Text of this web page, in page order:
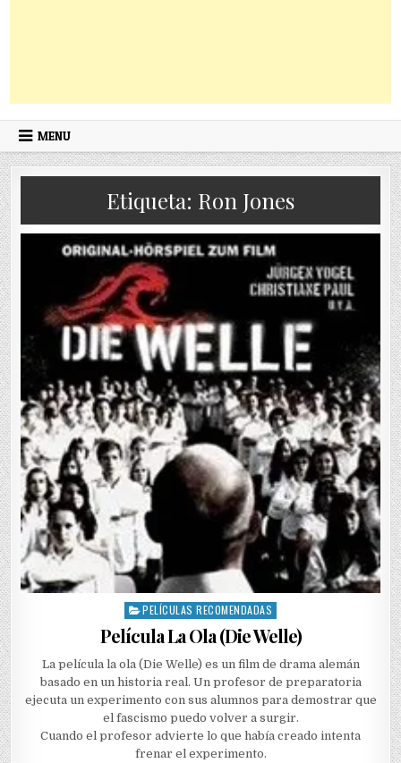
MENU
Etiqueta: Ron Jones
Posted
in
PELÍCULAS RECOMENDADAS
Película La Ola (Die Welle)
La película la ola (Die Welle) es un film de drama alemán
basado en un historia real. Un profesor de preparatoria
ejecuta un experimento con sus alumnos para demostrar que
el fascismo puedo volver a surgir.
Cuando el profesor advierte lo que había creado intenta
frenar el experimento.